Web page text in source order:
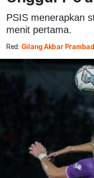
PSIS menerapkan
menit pertama.
Red: Gilang Akbar